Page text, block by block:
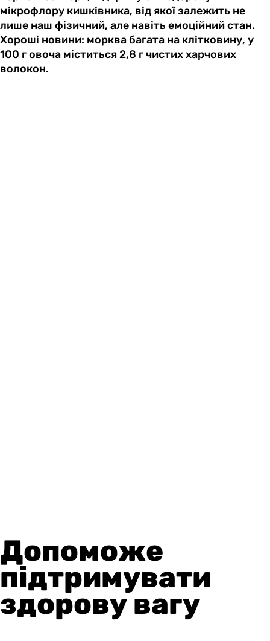
мікрофлору кишківника, від якої залежить не
лише наш фізичний, але навіть емоційний стан.
Хороші новини: морква багата на клітковину, у
100 г овоча міститься 2,8 г чистих харчових
волокон.
Допоможе
підтримувати
здорову вагу